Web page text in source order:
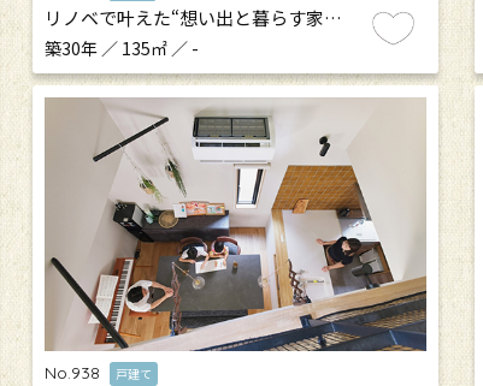
リノベで叶えた“想い出と暮らす家…
築30年 ／ 135㎡ ／ -
No.938 戸建て